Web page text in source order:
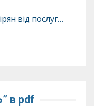
від послуг…
в pdf